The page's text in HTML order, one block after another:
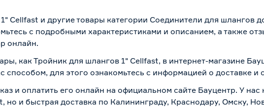
Cellfast и другие товары категории Соединители для шлангов
с подробными характеристиками и описанием, а также
онлайн.
как Тройник для шлангов 1" Cellfast, в интернет-магазине
способом, для этого ознакомьтесь с информацией о доставке и
и оплатить его онлайн на официальном сайте Бауцентр. У
но и быстрая доставка по Калининграду, Краснодару, Омску,